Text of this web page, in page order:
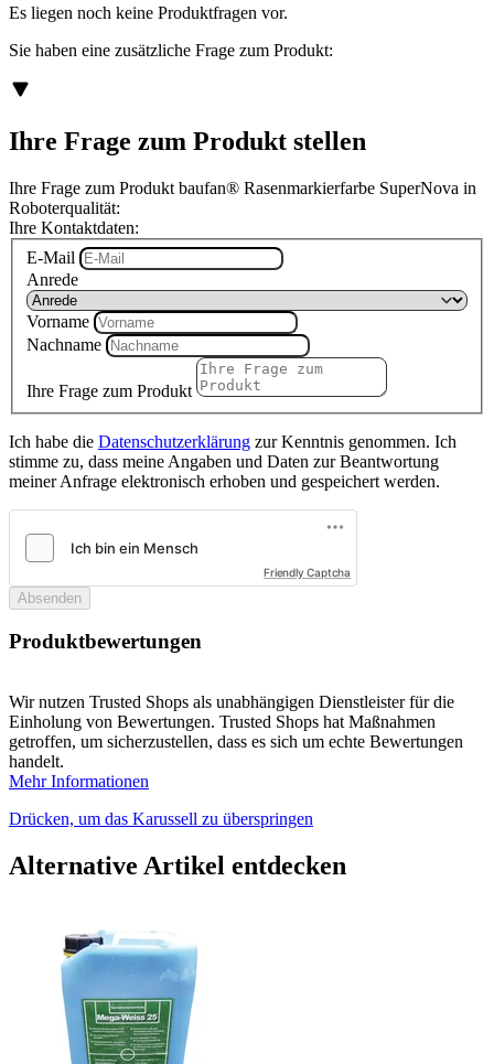
Es liegen noch keine Produktfragen vor.
Sie haben eine zusätzliche Frage zum Produkt:
Ihre Frage zum Produkt stellen
Ihre Frage zum Produkt baufan® Rasenmarkierfarbe SuperNova in
Roboterqualität:
Ihre Kontaktdaten:
E-Mail
Anrede
Vorname
Nachname
Ihre Frage zum Produkt
Ich habe die Datenschutzerklärung zur Kenntnis genommen. Ich
stimme zu, dass meine Angaben und Daten zur Beantwortung
meiner Anfrage elektronisch erhoben und gespeichert werden.
Friendly Captcha
Absenden
Produktbewertungen
Wir nutzen Trusted Shops als unabhängigen Dienstleister für die
Einholung von Bewertungen. Trusted Shops hat Maßnahmen
getroffen, um sicherzustellen, dass es sich um echte Bewertungen
handelt.
Mehr Informationen
Drücken, um das Karussell zu überspringen
Alternative Artikel entdecken